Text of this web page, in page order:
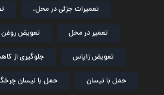
تعمیرات جزئی در محل.
تعمیر در محل تعویض
تعویض زاپاس جلوگیری از
حمل با نیسان حمل با نیسان